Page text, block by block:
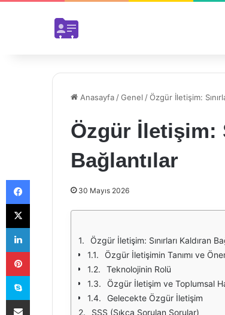
Anasayfa /Genel /Özgür İletişim:
Özgür İletişim:
Bağlantılar
30 Mayıs 2026
Özgür İletişim: Sınırları Kaldıran
Özgür İletişimin Tanımı ve
Teknolojinin Rolü
Özgür İletişim ve Toplumsal
Gelecekte Özgür İletişim
SSS (Sıkça Sorulan Sorular)
Facebook
X
LinkedIn
Pinterest
Skype
E-Posta ile paylaş